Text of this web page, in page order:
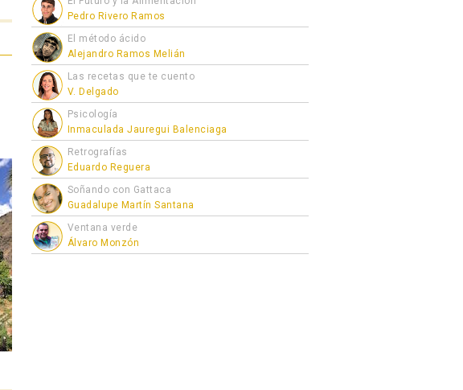
Pedro Rivero Ramos
El método ácido
Alejandro Ramos Melián
Las recetas que te cuento
V. Delgado
Psicología
Inmaculada Jauregui Balenciaga
Retrografías
Eduardo Reguera
Soñando con Gattaca
Guadalupe Martín Santana
Ventana verde
Álvaro Monzón